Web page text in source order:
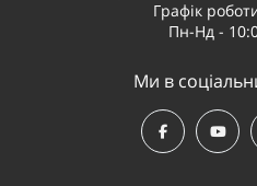
Графік
Пн-Нд -
Ми в